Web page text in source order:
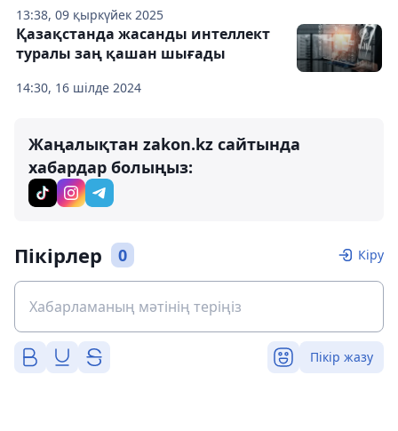
13:38, 09 қыркүйек 2025
14:30, 16 шілде 2024
Қазақстанда жасанды интеллект
туралы заң қашан шығады
Жаңалықтан zakon.kz сайтында
хабардар болыңыз:
Пікірлер 0 Кіру
Пікір жазу